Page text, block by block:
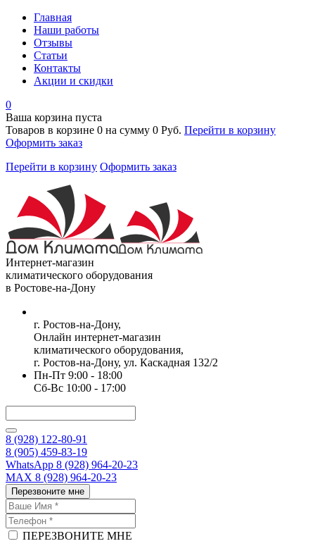
Главная
Наши работы
Отзывы
Статьи
Контакты
Акции и скидки
0
Ваша корзина пуста
Товаров в корзине 0 на сумму 0 Руб. Перейти в корзину
Оформить заказ
Перейти в корзину Оформить заказ
Интернет-магазин
климатического оборудования
в Ростове-на-Дону
г. Ростов-на-Дону,
Онлайн интернет-магазин
климатического оборудования,
г. Ростов-на-Дону, ул. Каскадная 132/2
Пн-Пт 9:00 - 18:00
Сб-Вс 10:00 - 17:00
8 (928) 122-80-91
8 (905) 459-83-19
WhatsApp 8 (928) 964-20-23
MAX 8 (928) 964-20-23
Перезвоните мне
ПЕРЕЗВОНИТЕ МНЕ